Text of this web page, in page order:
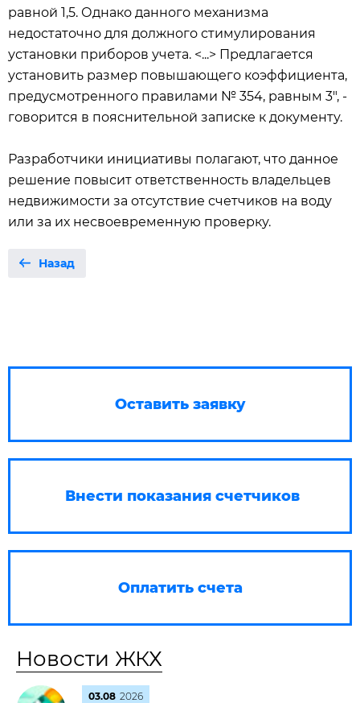
равной 1,5. Однако данного механизма
недостаточно для должного стимулирования
установки приборов учета. <...> Предлагается
установить размер повышающего коэффициента,
предусмотренного правилами № 354, равным 3", -
говорится в пояснительной записке к документу.
Разработчики инициативы полагают, что данное
решение повысит ответственность владельцев
недвижимости за отсутствие счетчиков на воду
или за их несвоевременную проверку.
Назад
Оставить заявку
Внести показания счетчиков
Оплатить счета
Новости ЖКХ
03.08 2026